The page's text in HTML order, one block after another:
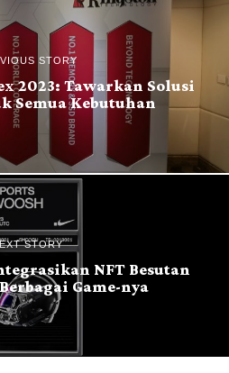
STORY
2023: Tawarkan Solusi
Semua Kebutuhan
STORY
NFT Besutan
Game-nya